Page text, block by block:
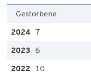
Gestorbene
7
6
10